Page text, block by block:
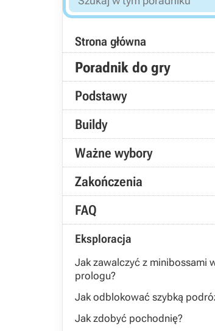
Strona główna
Poradnik do gry
Podstawy
Buildy
Ważne wybory
Zakończenia
FAQ
Eksploracja
Jak zawalczyć z minibossami
prologu?
Jak odblokować szybką
Jak zdobyć pochodnię?